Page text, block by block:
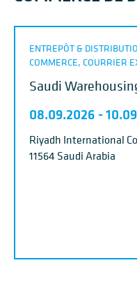
ENTREPÔT &
COMMERCE, COURRIER
Saudi
08.09.2026 -
Riyadh International
11564 Saudi Arabia